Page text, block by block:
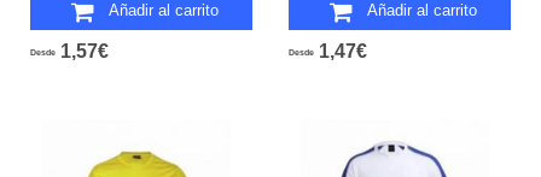
Añadir al carrito
Desde 1,57€
Añadir al carrito
Desde 1,47€